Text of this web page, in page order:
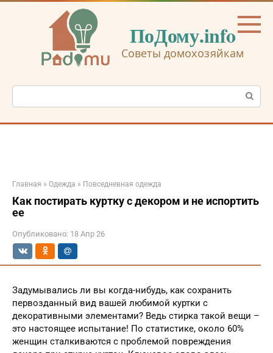
Перейти
ПоДому.info
Советы домохозяйкам
Поиск:
Главная » Одежда » Повседневная одежда
Как постирать куртку с декором и не испортить
ее
Опубликовано: 18 Апр 26
Задумывались ли вы когда-нибудь, как сохранить
первозданный вид вашей любимой куртки с
декоративными элементами? Ведь стирка такой вещи –
это настоящее испытание! По статистике, около 60%
женщин сталкиваются с проблемой повреждения